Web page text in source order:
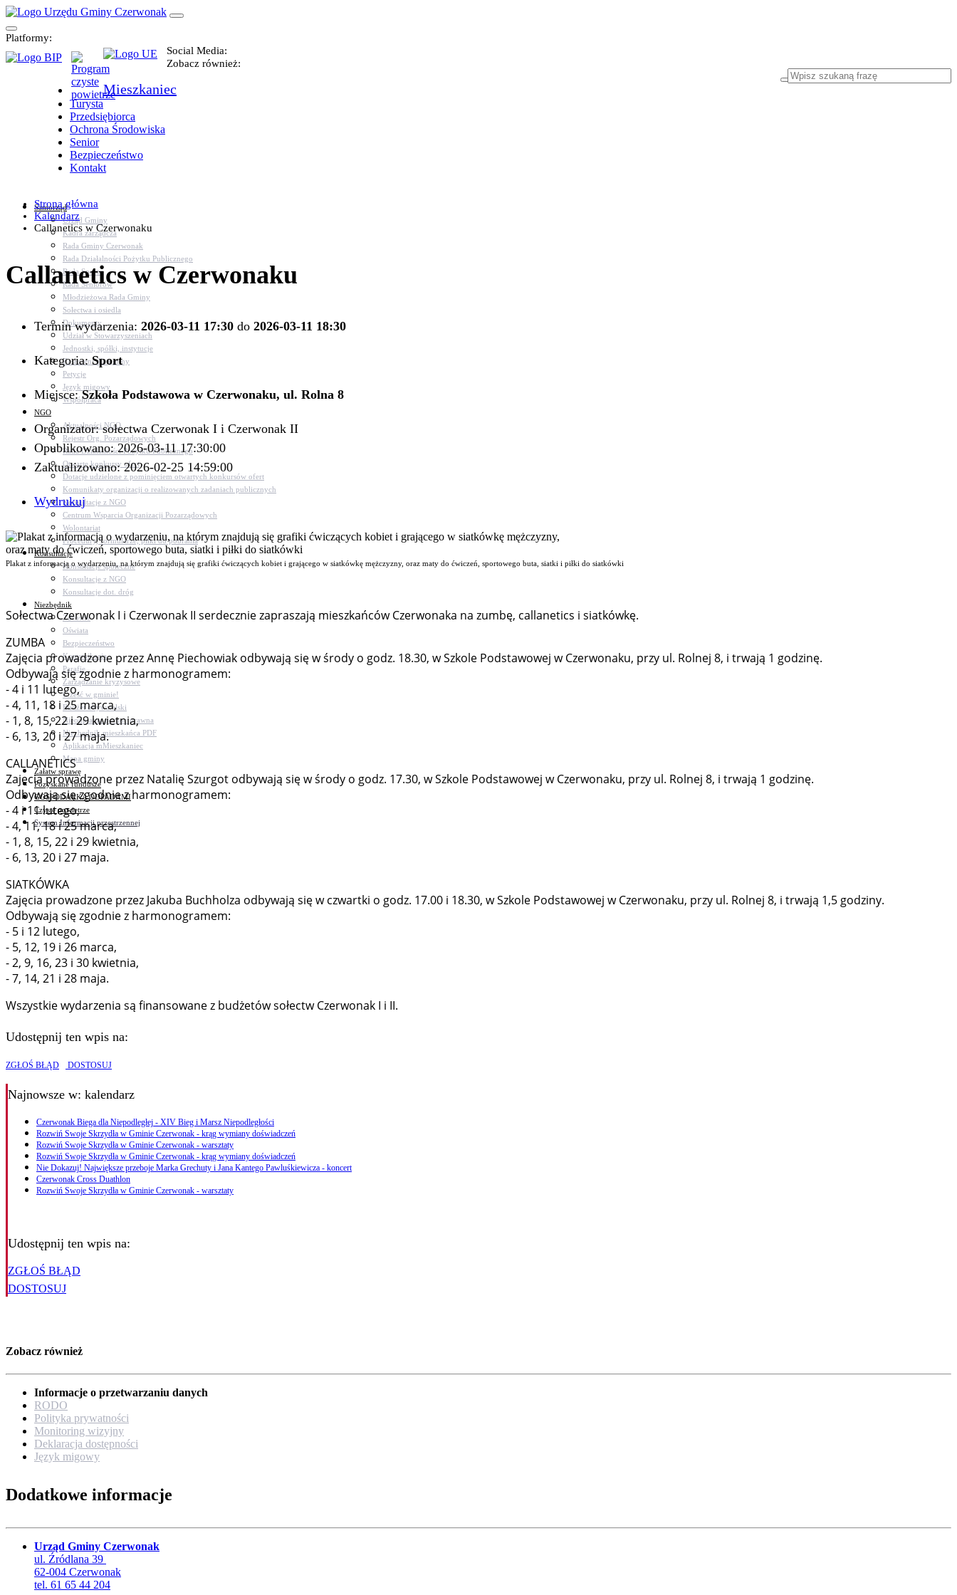
Platformy:
Social Media:
Zobacz również:
Mieszkaniec
Turysta
Przedsiębiorca
Ochrona Środowiska
Senior
Bezpieczeństwo
Kontakt
Samorząd
Urząd Gminy
Kadra zarządcza
Rada Gminy Czerwonak
Rada Działalności Pożytku Publicznego
Rada Sportu
Rada Seniorów
Młodzieżowa Rada Gminy
Sołectwa i osiedla
Dokumenty
Udział w Stowarzyszeniach
Jednostki, spółki, instytucje
Zasłużeni dla gminy
Petycje
Język migowy
Współpraca
NGO
Aktualności NGO
Rejestr Org. Pozarządowych
Rada Działalności Pożytku Publicznego
Otwarte konkursy ofert
Dotacje udzielone z pominięciem otwartych konkursów ofert
Komunikaty organizacji o realizowanych zadaniach publicznych
Konsultacje z NGO
Centrum Wsparcia Organizacji Pozarządowych
Wolontariat
Procedury, formularze, pliki do pobrania
Konsultacje
Konsultacje społeczne
Konsultacje z NGO
Konsultacje dot. dróg
Niezbędnik
Zdrowie
Oświata
Bezpieczeństwo
Komunikacja
Parafie
Zarządzanie kryzysowe
C.ześć w gminie!
Budżet obywatelski
Nieodpłatna pomoc prawna
Niezbędnik mieszkańca PDF
Aplikacja mMieszkaniec
Mapa gminy
Załatw sprawę
Pozyskane fundusze
GOSPODARKA ODPADAMI
Czyste powietrze
System Informacji przestrzennej
Strona główna
Kalendarz
Callanetics w Czerwonaku
Callanetics w Czerwonaku
Termin wydarzenia: 2026-03-11 17:30 do 2026-03-11 18:30
Kategoria:Sport
Miejsce:Szkoła Podstawowa w Czerwonaku, ul. Rolna 8
Organizator: sołectwa Czerwonak I i Czerwonak II
Opublikowano: 2026-03-11 17:30:00
Zaktualizowano: 2026-02-25 14:59:00
Wydrukuj
Plakat z informacją o wydarzeniu, na którym znajdują się grafiki ćwiczących kobiet i grającego w siatkówkę mężczyzny, oraz maty do ćwiczeń, sportowego buta, siatki i piłki do siatkówki
Sołectwa Czerwonak I i Czerwonak II serdecznie zapraszają mieszkańców Czerwonaka na zumbę, callanetics i siatkówkę.
ZUMBA
Zajęcia prowadzone przez Annę Piechowiak odbywają się w środy o godz. 18.30, w Szkole Podstawowej w Czerwonaku, przy ul. Rolnej 8, i trwają 1 godzinę.
Odbywają się zgodnie z harmonogramem:
- 4 i 11 lutego,
- 4, 11, 18 i 25 marca,
- 1, 8, 15, 22 i 29 kwietnia,
- 6, 13, 20 i 27 maja.
CALLANETICS
Zajęcia prowadzone przez Natalię Szurgot odbywają się w środy o godz. 17.30, w Szkole Podstawowej w Czerwonaku, przy ul. Rolnej 8, i trwają 1 godzinę.
Odbywają się zgodnie z harmonogramem:
- 4 i 11 lutego,
- 4, 11, 18 i 25 marca,
- 1, 8, 15, 22 i 29 kwietnia,
- 6, 13, 20 i 27 maja.
SIATKÓWKA
Zajęcia prowadzone przez Jakuba Buchholza odbywają się w czwartki o godz. 17.00 i 18.30, w Szkole Podstawowej w Czerwonaku, przy ul. Rolnej 8, i trwają 1,5 godziny.
Odbywają się zgodnie z harmonogramem:
- 5 i 12 lutego,
- 5, 12, 19 i 26 marca,
- 2, 9, 16, 23 i 30 kwietnia,
- 7, 14, 21 i 28 maja.
Wszystkie wydarzenia są finansowane z budżetów sołectw Czerwonak I i II.
Udostępnij ten wpis na:
ZGŁOŚ BŁĄD DOSTOSUJ
Najnowsze w: kalendarz
Czerwonak Biega dla Niepodległej - XIV Bieg i Marsz Niepodległości
Rozwiń Swoje Skrzydła w Gminie Czerwonak - krąg wymiany doświadczeń
Rozwiń Swoje Skrzydła w Gminie Czerwonak - warsztaty
Rozwiń Swoje Skrzydła w Gminie Czerwonak - krąg wymiany doświadczeń
Nie Dokazuj! Największe przeboje Marka Grechuty i Jana Kantego Pawluśkiewicza - koncert
Czerwonak Cross Duathlon
Rozwiń Swoje Skrzydła w Gminie Czerwonak - warsztaty
Udostępnij ten wpis na:
ZGŁOŚ BŁĄD
DOSTOSUJ
Zobacz również
Informacje o przetwarzaniu danych
RODO
Polityka prywatności
Monitoring wizyjny
Deklaracja dostępności
Język migowy
Dodatkowe informacje
Urząd Gminy Czerwonak
ul. Źródlana 39
62-004 Czerwonak
tel. 61 65 44 204